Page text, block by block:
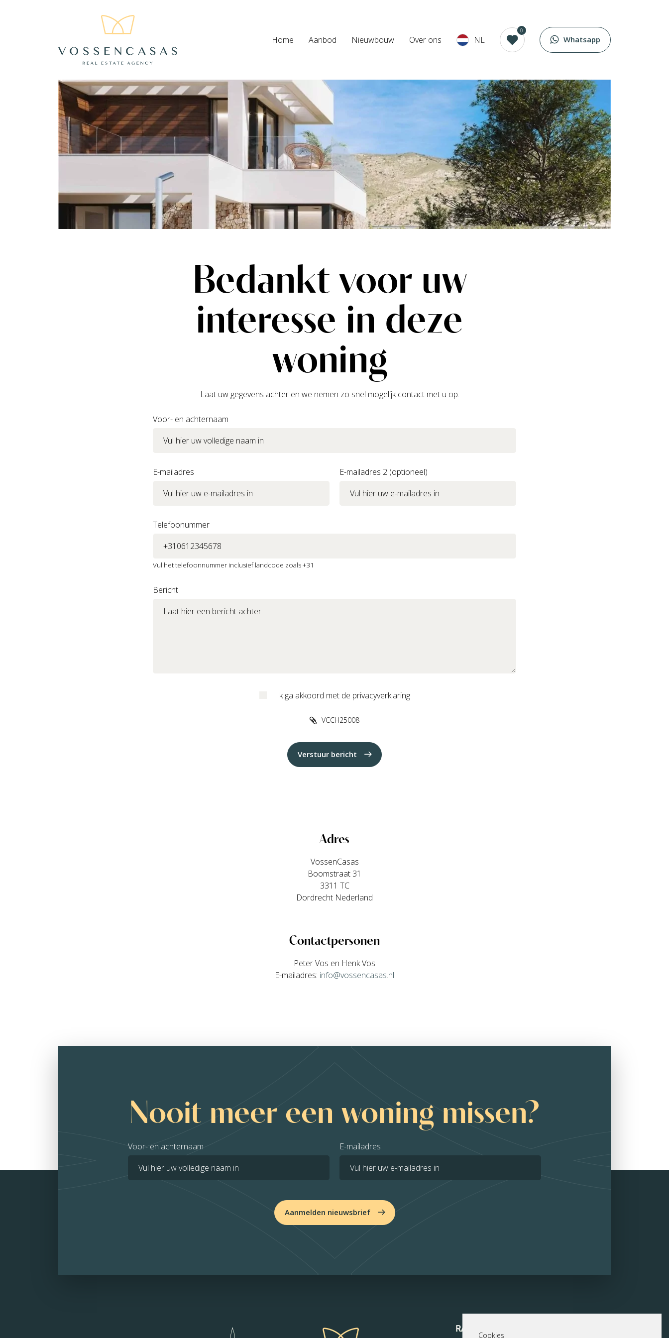
Home Aanbod Nieuwbouw Over ons NL
0
Whatsapp
Bedankt voor uw
interesse in deze
woning
Laat uw gegevens achter en we nemen zo snel mogelijk contact met u op.
Voor- en achternaam
E-mailadres E-mailadres 2 (optioneel)
Telefoonummer
Vul het telefoonnummer inclusief landcode zoals +31
Bericht
Ik ga akkoord met de privacyverklaring
VCCH25008
Verstuur bericht
Adres
VossenCasas
Boomstraat 31
3311 TC
Dordrecht Nederland
Contactpersonen
Peter Vos en Henk Vos
E-mailadres: info@vossencasas.nl
Nooit meer een woning missen?
Voor- en achternaam E-mailadres
Aanmelden nieuwsbrief
Cookies